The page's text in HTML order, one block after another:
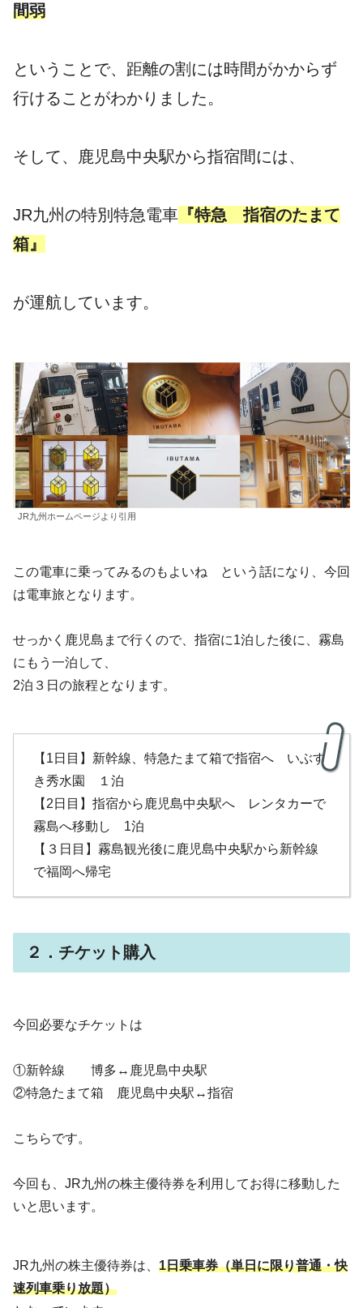
間弱
ということで、距離の割には時間がかからず
行けることがわかりました。
そして、鹿児島中央駅から指宿間には、
JR九州の特別特急電車 『特急 指宿のたまて
箱』
が運航しています。
JR九州ホームページより引用
この電車に乗ってみるのもよいね という話になり、今回
は電車旅となります。
せっかく鹿児島まで行くので、指宿に1泊した後に、霧島
にもう一泊して、
2泊３日の旅程となります。
【1日目】新幹線、特急たまて箱で指宿へ いぶす
き秀水園 １泊
【2日目】指宿から鹿児島中央駅へ レンタカーで
霧島へ移動し 1泊
【３日目】霧島観光後に鹿児島中央駅から新幹線
で福岡へ帰宅
２．チケット購入
今回必要なチケットは
①新幹線 博多↔鹿児島中央駅
②特急たまて箱 鹿児島中央駅↔指宿
こちらです。
今回も、JR九州の株主優待券を利用してお得に移動した
いと思います。
JR九州の株主優待券は、 1日乗車券（単日に限り普通・快
速列車乗り放題）